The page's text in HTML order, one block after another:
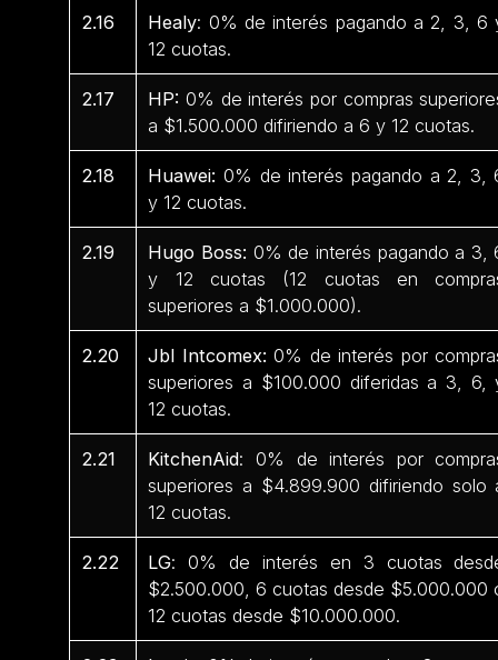
2.16 Healy: 0% de interés pagando a 2, 3, 6
12 cuotas.
2.17 HP: 0% de interés por compras
a $1.500.000 difiriendo a 6 y 12 cuotas.
2.18 Huawei: 0% de interés pagando a 2, 3,
y 12 cuotas.
2.19 Hugo Boss: 0% de interés pagando a 3,
y 12 cuotas (12 cuotas en
superiores a $1.000.000).
2.20 Jbl Intcomex: 0% de interés por
superiores a $100.000 diferidas a 3, 6,
12 cuotas.
2.21 KitchenAid: 0% de interés por
superiores a $4.899.900 difiriendo solo
12 cuotas.
2.22 LG: 0% de interés en 3 cuotas
$2.500.000, 6 cuotas desde $5.000.000
12 cuotas desde $10.000.000.